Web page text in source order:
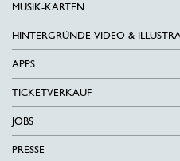
MUSIK-KARTEN
HINTERGRÜNDE VIDEO &
APPS
TICKETVERKAUF
JOBS
PRESSE